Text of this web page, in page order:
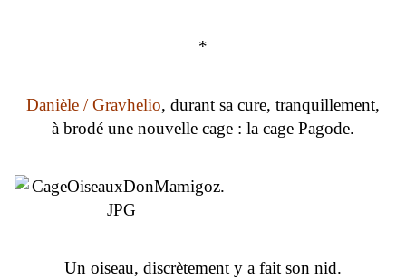
*
Danièle / Gravhelio, durant sa cure, tranquillement,
à brodé une nouvelle cage : la cage Pagode.
Un oiseau, discrètement y a fait son nid.